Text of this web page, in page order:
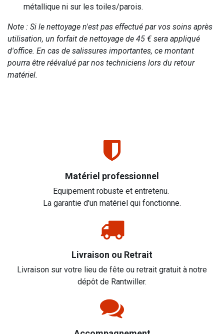
métallique ni sur les toiles/parois.
Note : Si le nettoyage n'est pas effectué par vos soins après
utilisation, un forfait de nettoyage de 45 € sera appliqué
d'office. En cas de salissures importantes, ce montant
pourra être réévalué par nos techniciens lors du retour
matériel.
Matériel professionnel
Equipement robuste et entretenu.
La garantie d'un matériel qui fonctionne.
Livraison ou Retrait
Livraison sur votre lieu de fête ou retrait gratuit à notre
dépôt de Rantwiller.